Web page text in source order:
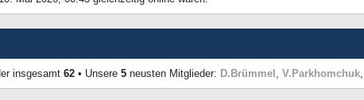
insgesamt 62 • Unsere 5 neusten Mitglieder: D.Brümmel , V.Parkhomchuk,